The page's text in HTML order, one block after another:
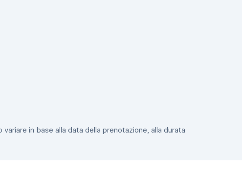
in base alla data della prenotazione, alla durata